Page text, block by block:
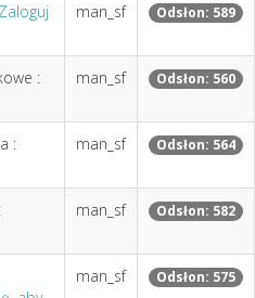
Zaloguj
man_sf Odsłon: 589
:
man_sf Odsłon: 560
:
man_sf Odsłon: 564
man_sf Odsłon: 582
man_sf Odsłon: 575